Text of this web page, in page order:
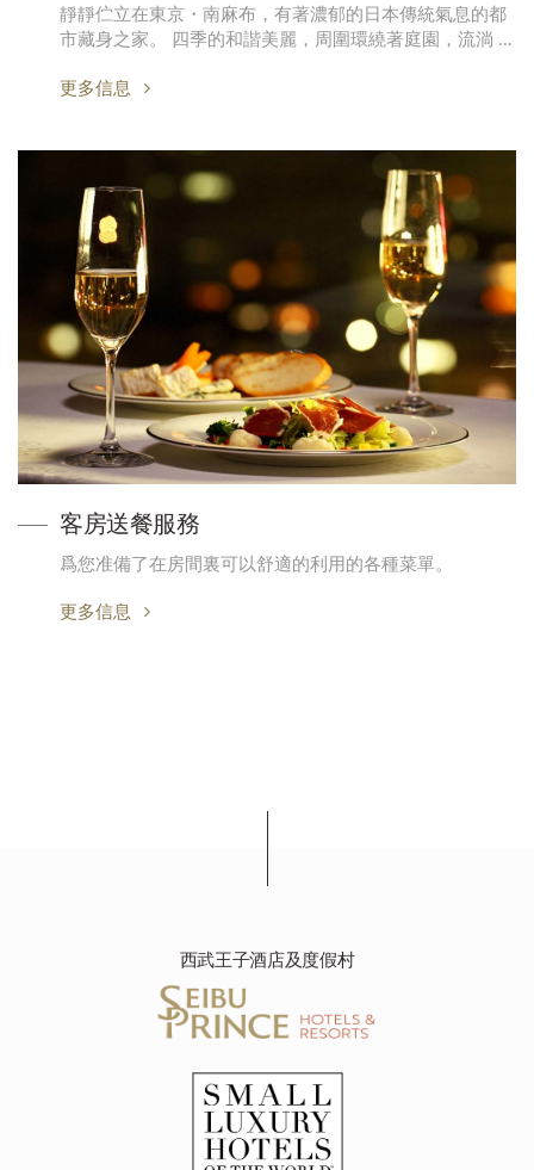
靜靜伫立在東京・南麻布，有著濃郁的日本傳統氣息的都
市藏身之家。 四季的和諧美麗，周圍環繞著庭園，流淌 …
更多信息
客房送餐服務
爲您准備了在房間裏可以舒適的利用的各種菜單。
更多信息
西武王子酒店及度假村